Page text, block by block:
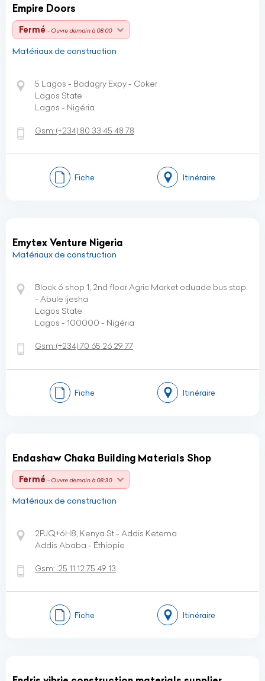
Empire Doors
Fermé - Ouvre demain à 08:00
Matériaux de construction
5 Lagos - Badagry Expy - Coker
Lagos State
Lagos - Nigéria
Gsm:(+234) 80 33 45 48 78
Fiche Itinéraire
Emytex Venture Nigeria
Matériaux de construction
Block 6 shop 1, 2nd floor Agric Market oduade bus stop.
- Abule ijesha
Lagos State
Lagos - 100000 - Nigéria
Gsm:(+234)70 65 26 29 77
Fiche Itinéraire
Endashaw Chaka Building Materials Shop
Fermé - Ouvre demain à 08:30
Matériaux de construction
2PJQ+6H8, Kenya St - Addis Ketema
Addis Ababa - Éthiopie
Gsm: 25 11 12 75 49 13
Fiche Itinéraire